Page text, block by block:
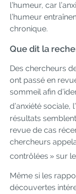
l’humeur, car
l’humeur
chronique.
Que dit la
Des chercheurs
ont passé en
sommeil afin
d’anxiété sociale,
résultats
revue de cas
chercheurs
contrôlées » sur
Même si les
découvertes